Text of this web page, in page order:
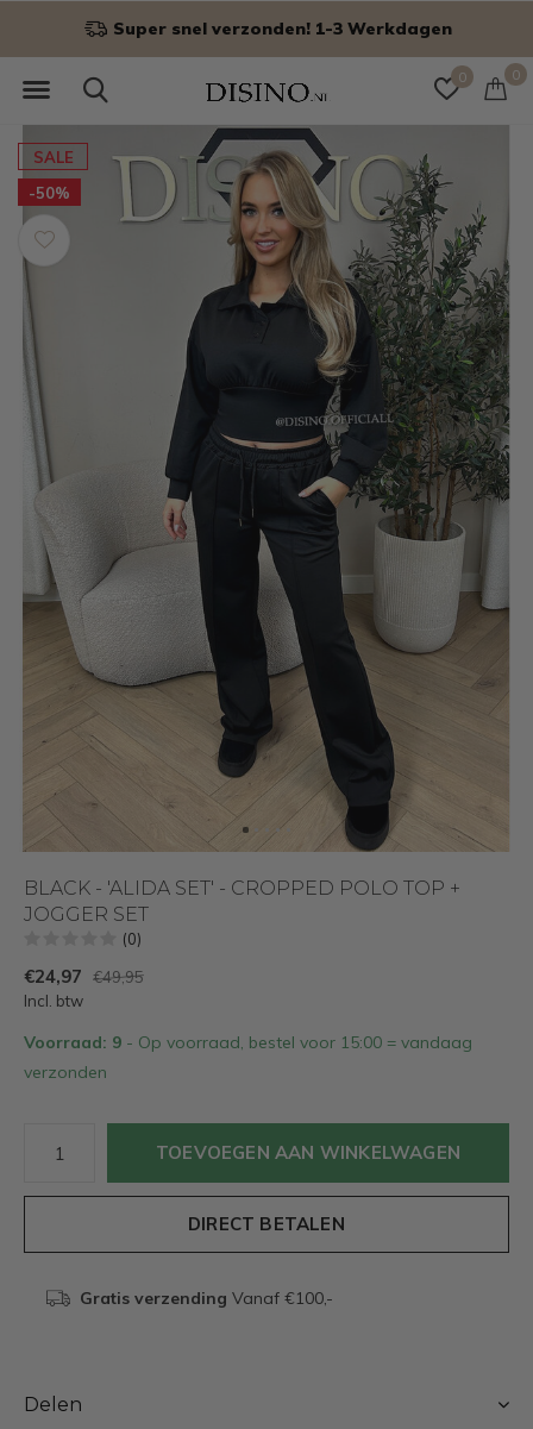
0 0
Super snel verzonden! 1-3 Werkdagen
SALE
-50%
BLACK - 'ALIDA SET' - CROPPED POLO TOP +
JOGGER SET
(0)
€24,97
€49,95
Incl. btw
Voorraad: 9 - Op voorraad, bestel voor 15:00 = vandaag
verzonden
TOEVOEGEN AAN WINKELWAGEN
DIRECT BETALEN
Gratis verzending Vanaf €100,-
Delen